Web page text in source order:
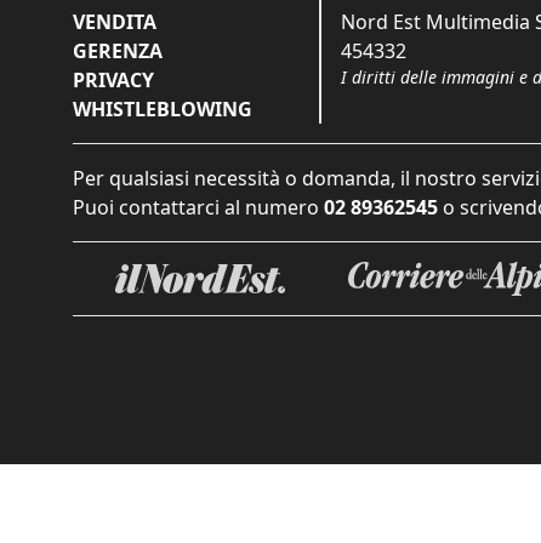
VENDITA
GERENZA
PRIVACY
WHISTLEBLOWING
Nord Est Multimedia
454332
I diritti delle immagini e
Per qualsiasi necessità o domanda, il nostro
Puoi contattarci al numero 02 89362545 o